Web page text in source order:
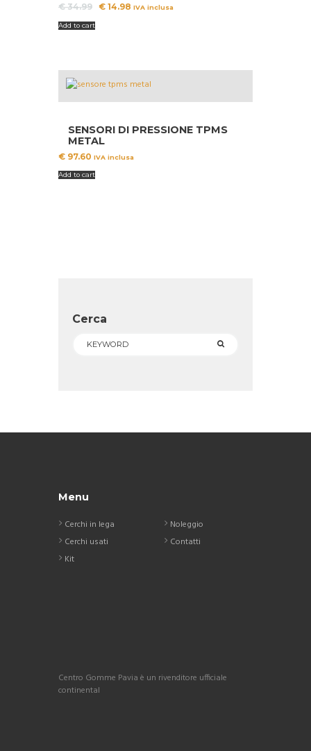
€34.99 Il
€ 14.98 IlIVA inclusa
Add to cart
SENSORI DI PRESSIONE TPMS
METAL
€ 97.60 IVA inclusa
Add to cart
Cerca
Menu
Cerchi in lega
Cerchi usati
Kit
Noleggio
Contatti
Centro Gomme Pavia è un rivenditore ufficiale
continental